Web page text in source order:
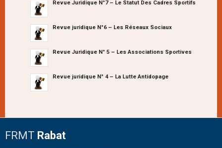
Revue Juridique N°7 – Le Statut Des Cadres Sportifs
Revue juridique N°6 – Les Réseaux Sociaux
Revue Juridique N° 5 – Les Associations Sportives
Revue juridique N° 4 – La Lutte Antidopage
FRMT Rabat